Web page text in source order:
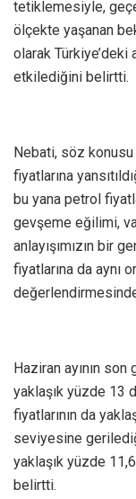
tetiklemesiyle,
ölçekte yaşanan
olarak Türkiye’deki
etkilediğini belirtti.
Nebati, söz
fiyatlarına
bu yana petrol
gevşeme eğilimi,
anlayışımızın bir
fiyatlarına da aynı
Haziran ayının
yaklaşık yüzde 13
fiyatlarının da
seviyesine
yaklaşık yüzde
belirtti.